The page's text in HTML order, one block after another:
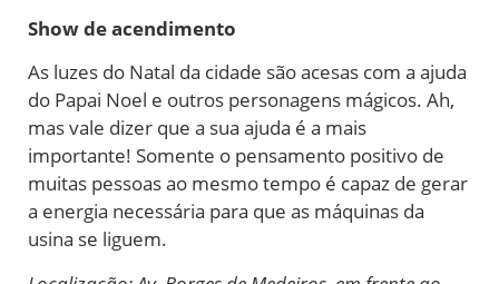
Show de acendimento
As luzes do Natal da cidade são acesas com a ajuda
do Papai Noel e outros personagens mágicos. Ah,
mas vale dizer que a sua ajuda é a mais
importante! Somente o pensamento positivo de
muitas pessoas ao mesmo tempo é capaz de gerar
a energia necessária para que as máquinas da
usina se liguem.